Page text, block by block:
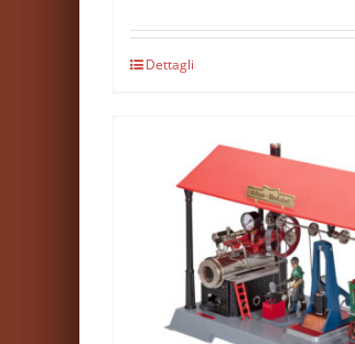
Dettagli